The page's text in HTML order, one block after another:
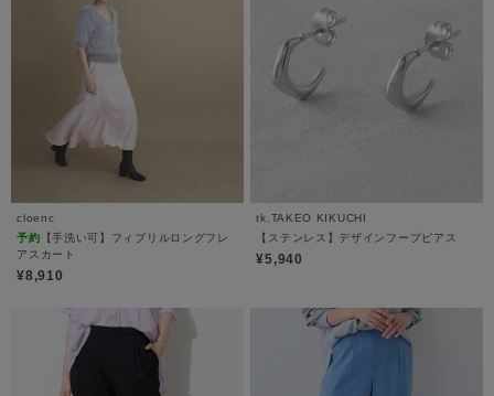
cloenc
予約 【手洗い可】フィブリルロングフレ
アスカート
¥8,910
tk.TAKEO KIKUCHI
【ステンレス】デザインフープピアス
¥5,940